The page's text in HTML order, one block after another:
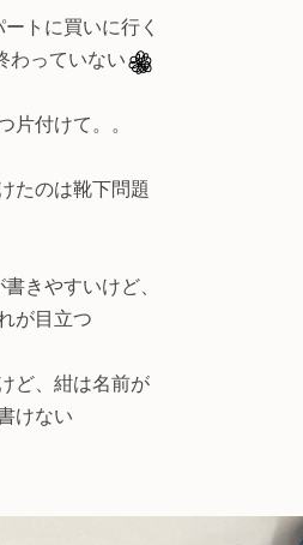
トに買いに行く
わっていない
片付けて。。
たのは靴下問題
きやすいけど、
が目立つ
ど、紺は名前が
けない